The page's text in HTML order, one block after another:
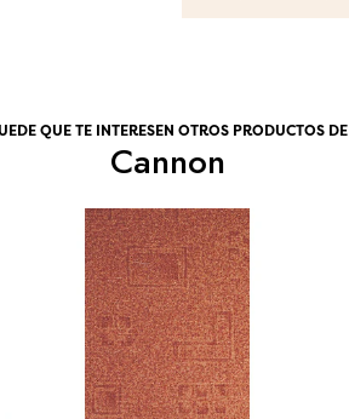
QUE TE INTERESEN OTROS PRODUCTOS DE
Cannon